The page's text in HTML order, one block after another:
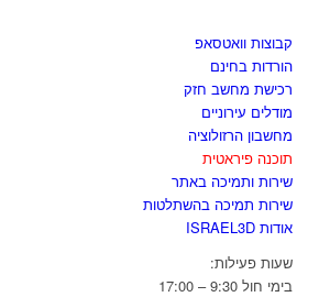
קבוצות וואטסאפ
הורדות בחינם
רכישת מחשב חזק
מודלים עירוניים
מחשבון הרזולוציה
תוכנה פיראטית
שירות ותמיכה באתר
שירות תמיכה בהשתלטות
אודות ISRAEL3D
שעות פעילות:
בימי חול 9:30 – 17:00